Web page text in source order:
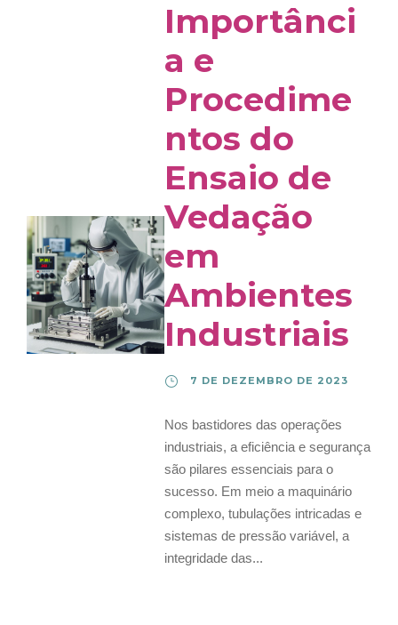
Importânci
a e
Procedime
ntos do
Ensaio de
Vedação
em
Ambientes
Industriais
7 DE DEZEMBRO DE 2023
Nos bastidores das operações
industriais, a eficiência e segurança
são pilares essenciais para o
sucesso. Em meio a maquinário
complexo, tubulações intricadas e
sistemas de pressão variável, a
integridade das...